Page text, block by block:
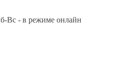
Вс - в режиме онлайн